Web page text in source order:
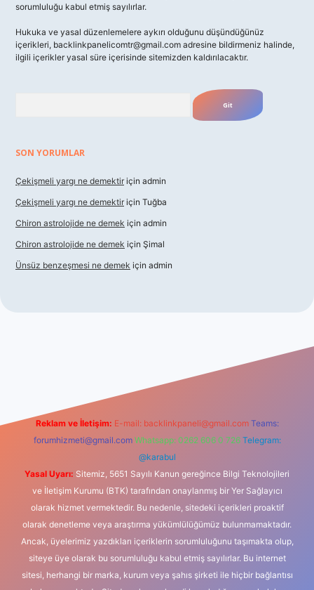
sorumluluğu kabul etmiş sayılırlar.
Hukuka ve yasal düzenlemelere aykırı olduğunu düşündüğünüz
içerikleri, backlinkpanelicomtr@gmail.com adresine bildirmeniz halinde,
ilgili içerikler yasal süre içerisinde sitemizden kaldırılacaktır.
SON YORUMLAR
Çekişmeli yargı ne demektir için admin
Çekişmeli yargı ne demektir için Tuğba
Chiron astrolojide ne demek için admin
Chiron astrolojide ne demek için Şimal
Ünsüz benzeşmesi ne demek için admin
Reklam ve İletişim: E-mail: backlinkpaneli@gmail.com Teams:
forumhizmeti@gmail.com Whatsapp: 0262 606 0 726 Telegram:
@karabul
Yasal Uyarı: Sitemiz, 5651 Sayılı Kanun gereğince Bilgi Teknolojileri
ve İletişim Kurumu (BTK) tarafından onaylanmış bir Yer Sağlayıcı
olarak hizmet vermektedir. Bu nedenle, sitedeki içerikleri proaktif
olarak denetleme veya araştırma yükümlülüğümüz bulunmamaktadır.
Ancak, üyelerimiz yazdıkları içeriklerin sorumluluğunu taşımakta olup,
siteye üye olarak bu sorumluluğu kabul etmiş sayılırlar. Bu internet
sitesi, herhangi bir marka, kurum veya şahıs şirketi ile hiçbir bağlantısı